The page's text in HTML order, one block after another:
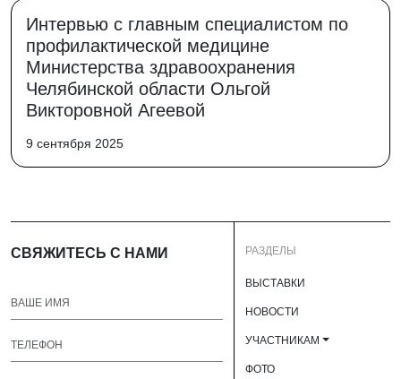
Интервью с главным специалистом по
профилактической медицине
Министерства здравоохранения
Челябинской области Ольгой
Викторовной Агеевой
9 сентября 2025
СВЯЖИТЕСЬ С НАМИ РАЗДЕЛЫ
ВЫСТАВКИ
НОВОСТИ
УЧАСТНИКАМ
ФОТО